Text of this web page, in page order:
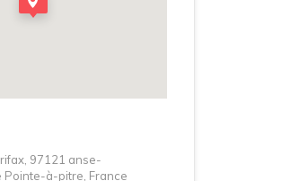
97121 anse-
Pointe-à-pitre, France